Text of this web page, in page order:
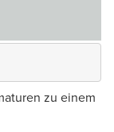
zu einem